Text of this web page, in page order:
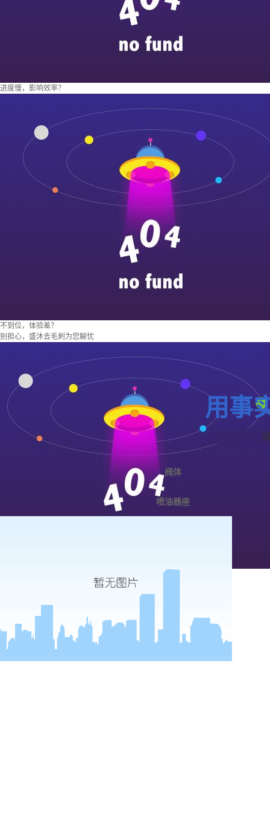
进度慢，影响效率？
不到位，体验差？
别担心，盛沐去毛刺为您解忧
用事
阀体
喷油器座